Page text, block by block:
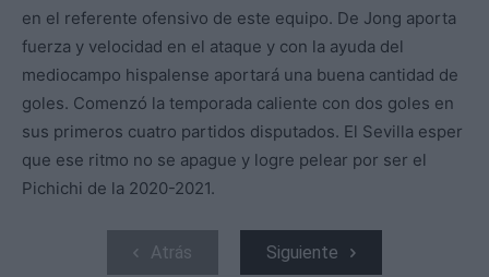
en el referente ofensivo de este equipo. De Jong aporta
fuerza y velocidad en el ataque y con la ayuda del
mediocampo hispalense aportará una buena cantidad de
goles. Comenzó la temporada caliente con dos goles en
sus primeros cuatro partidos disputados. El Sevilla esper
que ese ritmo no se apague y logre pelear por ser el
Pichichi de la 2020-2021.
Atrás Siguiente